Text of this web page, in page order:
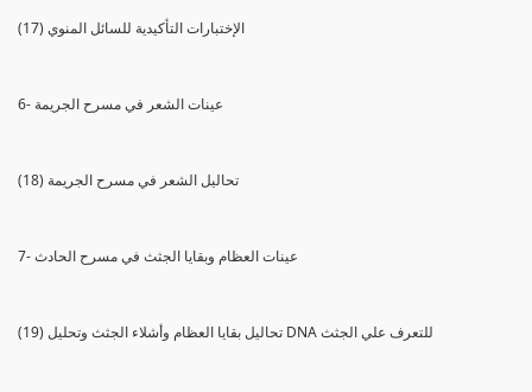
(17) الإختبارات التأكيدية للسائل المنوي
6- عينات الشعر في مسرح الجريمة
(18) تحاليل الشعر في مسرح الجريمة
7- عينات العظام وبقايا الجثث في مسرح الحادث
(19) تحاليل بقايا العظام وأشلاء الجثث وتحليل DNA للتعرف علي الجثث